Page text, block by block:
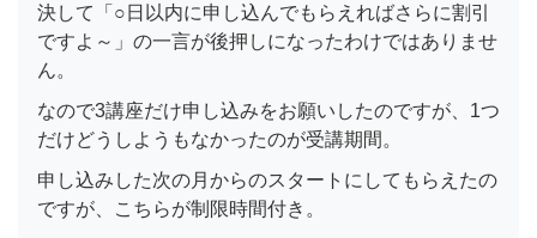
決して「○日以内に申し込んでもらえればさらに割引
ですよ～」の一言が後押しになったわけではありませ
ん。
なので3講座だけ申し込みをお願いしたのですが、1つ
だけどうしようもなかったのが受講期間。
申し込みした次の月からのスタートにしてもらえたの
ですが、こちらが制限時間付き。